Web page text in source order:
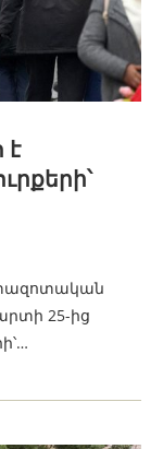
է
25-ից